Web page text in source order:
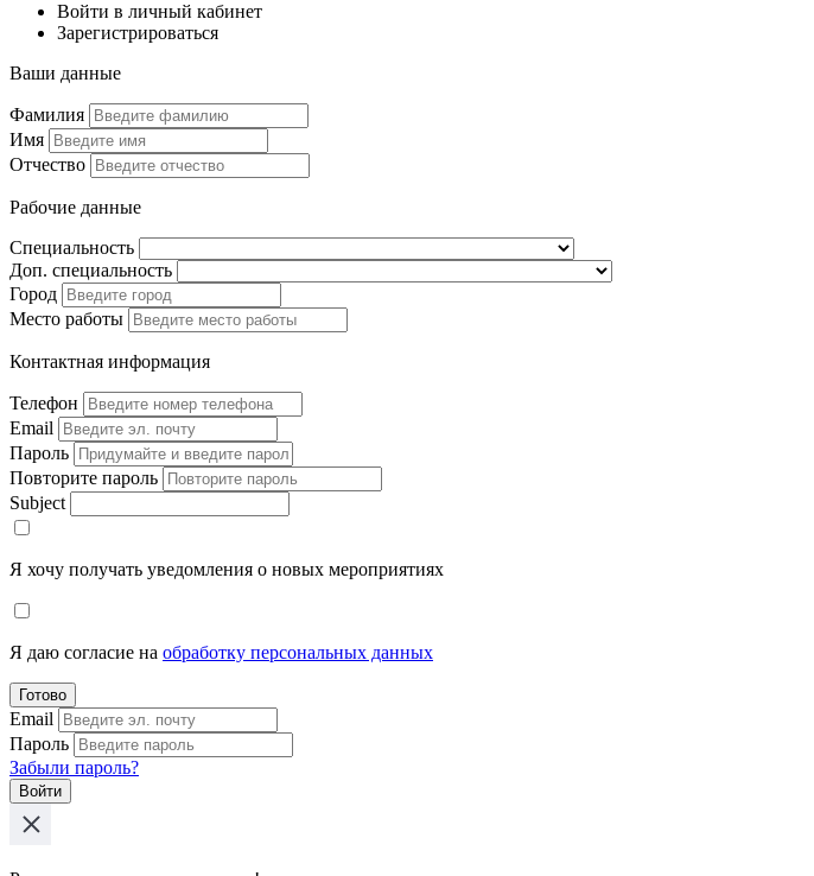
Войти в личный кабинет
Зарегистрироваться
Ваши данные
Фамилия
Имя
Отчество
Рабочие данные
Специальность
Доп. специальность
Город
Место работы
Контактная информация
Телефон
Email
Пароль
Повторите пароль
Subject
Я хочу получать уведомления о новых мероприятиях
Я даю согласие на обработку персональных данных
Готово
Email
Пароль
Забыли пароль?
Войти